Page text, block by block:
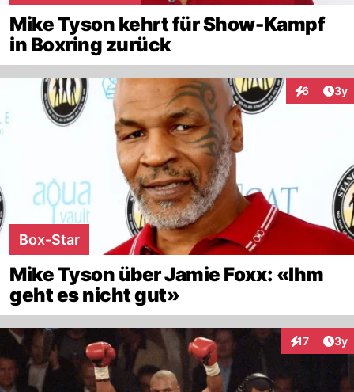
Mike Tyson kehrt für Show-Kampf
in Boxring zurück
6 3y
Box-Star
Mike Tyson über Jamie Foxx: «Ihm
geht es nicht gut»
17 3y